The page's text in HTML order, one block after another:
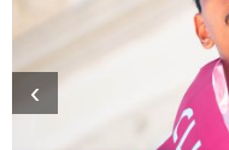
‹